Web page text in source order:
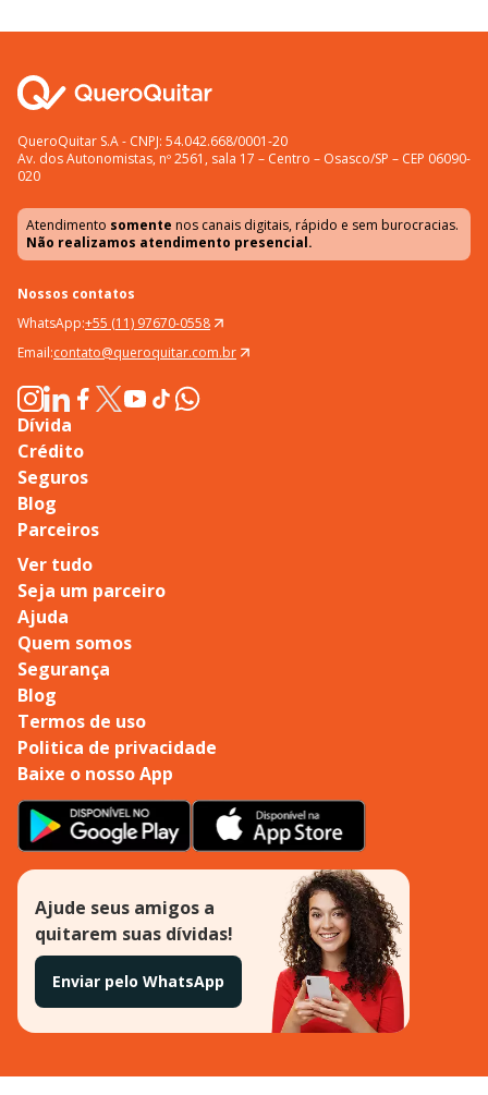
QueroQuitar S.A - CNPJ: 54.042.668/0001-20
Av. dos Autonomistas, nº 2561, sala 17 – Centro – Osasco/SP – CEP 06090-
020
Atendimento somente nos canais digitais, rápido e sem burocracias.
Não realizamos atendimento presencial.
Nossos contatos
WhatsApp:+55 (11) 97670-0558
Email:contato@queroquitar.com.br
Dívida
Crédito
Seguros
Blog
Parceiros
Ver tudo
Seja um parceiro
Ajuda
Quem somos
Segurança
Blog
Termos de uso
Politica de privacidade
Baixe o nosso App
Ajude seus amigos a
quitarem suas dívidas!
Enviar pelo WhatsApp